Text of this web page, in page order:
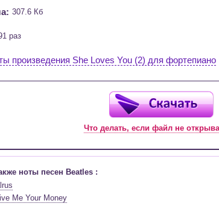
307.6 Кб
раз
произведения She Loves You (2) для фортепиано
Что делать, если файл не
ноты песен Beatles :
Me Your Money